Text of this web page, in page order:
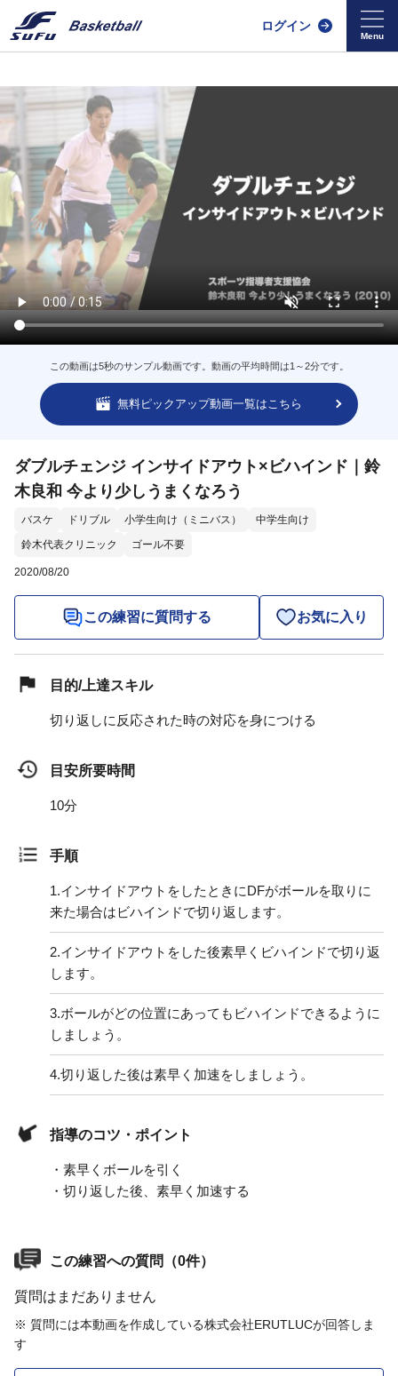
ログイン
この動画は5秒のサンプル動画です。動画の平均時間は1～2分です。
無料ピックアップ動画一覧はこちら
ダブルチェンジ インサイドアウト×ビハインド｜鈴
木良和 今より少しうまくなろう
バスケ ドリブル 小学生向け（ミニバス）
中学生向け
鈴木代表クリニック
ゴール不要
2020/08/20
この練習に質問する お気に入り
目的/上達スキル
切り返しに反応された時の対応を身につける
目安所要時間
10分
手順
1.インサイドアウトをしたときにDFがボールを取りに
来た場合はビハインドで切り返します。
2.インサイドアウトをした後素早くビハインドで切り返
します。
3.ボールがどの位置にあってもビハインドできるように
しましょう。
4.切り返した後は素早く加速をしましょう。
指導のコツ・ポイント
・素早くボールを引く
・切り返した後、素早く加速する
この練習への質問（0件）
質問はまだありません
※ 質問には本動画を作成している株式会社ERUTLUCが回答しま
す